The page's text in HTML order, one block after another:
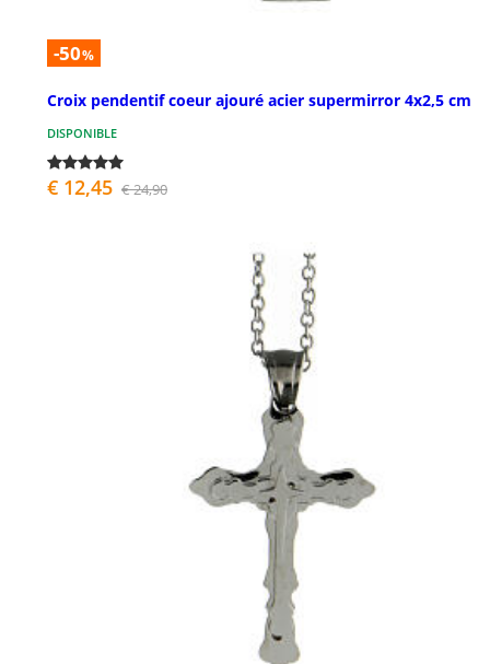
-50%
Croix pendentif coeur ajouré acier supermirror 4x2,5 cm
DISPONIBLE
€ 12,45 € 24,90